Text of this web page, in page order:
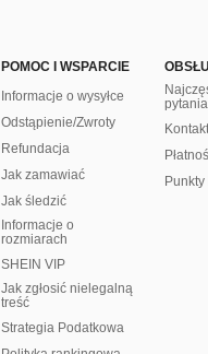
POMOC I WSPARCIE
Informacje o wysyłce
Odstąpienie/Zwroty
Refundacja
Jak zamawiać
Jak śledzić
Informacje o
rozmiarach
SHEIN VIP
Jak zgłosić nielegalną
treść
Strategia Podatkowa
pytania